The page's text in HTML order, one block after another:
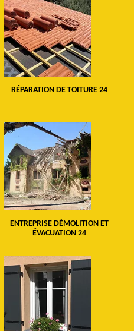
RÉPARATION DE TOITURE 24
ENTREPRISE DÉMOLITION ET
ÉVACUATION 24